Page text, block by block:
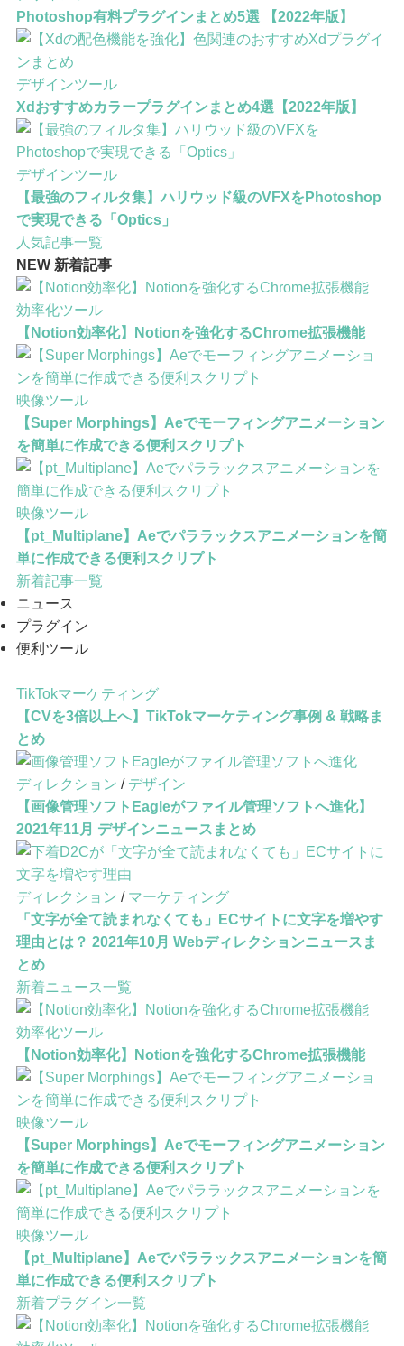
デザインツール
Photoshop有料プラグインまとめ5選 【2022年版】
デザインツール
Xdおすすめカラープラグインまとめ4選【2022年版】
デザインツール
【最強のフィルタ集】ハリウッド級のVFXをPhotoshop
で実現できる「Optics」
人気記事一覧
NEW 新着記事
効率化ツール
【Notion効率化】Notionを強化するChrome拡張機能
映像ツール
【Super Morphings】Aeでモーフィングアニメーション
を簡単に作成できる便利スクリプト
映像ツール
【pt_Multiplane】Aeでパララックスアニメーションを簡
単に作成できる便利スクリプト
新着記事一覧
ニュース
便利ツール
TikTokマーケティング
【CVを3倍以上へ】TikTokマーケティング事例 & 戦略ま
とめ
ディレクション/デザイン
【画像管理ソフトEagleがファイル管理ソフトへ進化】
2021年11月 デザインニュースまとめ
ディレクション/マーケティング
「文字が全て読まれなくても」ECサイトに文字を増やす
理由とは？ 2021年10月 Webディレクションニュースま
とめ
新着ニュース一覧
効率化ツール
【Notion効率化】Notionを強化するChrome拡張機能
映像ツール
【Super Morphings】Aeでモーフィングアニメーション
を簡単に作成できる便利スクリプト
映像ツール
【pt_Multiplane】Aeでパララックスアニメーションを簡
単に作成できる便利スクリプト